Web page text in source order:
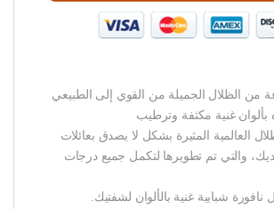
من الظلال الجميلة من القوي إلى الطبيعي
بألوان غنية مكثفة وترطيب
العالمية المثيرة بشكل لا يصدق بعائلات
والتي تم تطويرها لتكمل جميع درجات
نافورة شبابية غنية بالألوان لشفتيك.